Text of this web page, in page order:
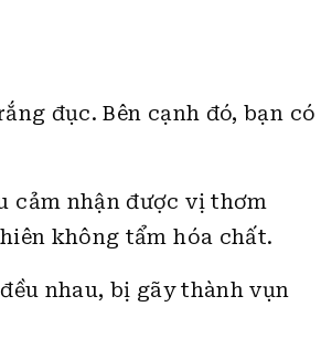
đục. Bên cạnh đó, bạn có
cảm nhận được vị thơm
không tẩm hóa chất.
nhau, bị gãy thành vụn